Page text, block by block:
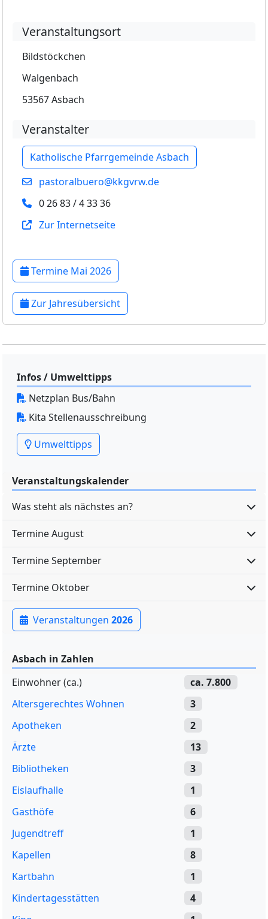
Veranstaltungsort
Bildstöckchen
Walgenbach
53567 Asbach
Veranstalter
Katholische Pfarrgemeinde Asbach
pastoralbuero@kkgvrw.de
0 26 83 / 4 33 36
Zur Internetseite
Termine Mai 2026
Zur Jahresübersicht
Infos / Umwelttipps
Netzplan Bus/Bahn
Kita Stellenausschreibung
Umwelttipps
Veranstaltungskalender
Was steht als nächstes an?
Termine August
Termine September
Termine Oktober
Veranstaltungen 2026
Asbach in Zahlen
Einwohner (ca.)
ca. 7.800
Altersgerechtes Wohnen
3
Apotheken
2
Ärzte
13
Bibliotheken
3
Eislaufhalle
1
Gasthöfe
6
Jugendtreff
1
Kapellen
8
Kartbahn
1
Kindertagesstätten
4